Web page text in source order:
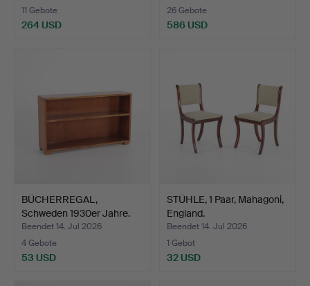
11 Gebote
264 USD
26 Gebote
586 USD
BÜCHERREGAL,
Schweden 1930er Jahre.
Beendet 14. Jul 2026
4 Gebote
53 USD
STÜHLE, 1 Paar, Mahagoni,
England.
Beendet 14. Jul 2026
1 Gebot
32 USD